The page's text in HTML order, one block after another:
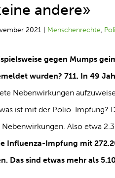
andere»
2021 Menschenrechte,
gegen Mumps
wurden? 711. In 49
Nebenwirkungen
ist mit der Polio-Impfung?
Also etwa
Influenza-Impfung mit
Das sind etwas mehr als